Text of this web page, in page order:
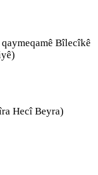
Bîlecîkê
Hecî Beyra)